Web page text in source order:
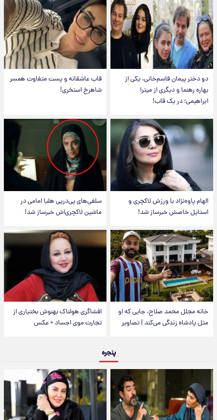
دو دختر پیمان قاسم‌خانی، یکی از
بهاره رهنما و دیگری از میترا
ابراهیمی؛ در یک قاب!
قاب عاشقانه و پست متفاوت همسر
شاهرخ استخری!
الهام پاوه‌نژاد با ورزش لاکچری و
استایل خاصش خبرساز شد!
سلفی‌های پی‌درپی هلیا امامی در
ماشین لاکچری‌اش خبرساز شد!
خانه مجلل محمد صلاح، جایی که او
مثل پادشاه زندگی می‌کند | تصاویر
افشاگری هولناک بهنوش بختیاری از
تجارت موی اجساد + عکس
پنجره